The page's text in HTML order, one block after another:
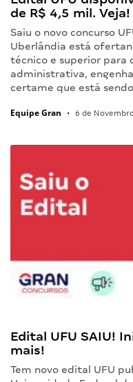
de R$ 4,5 mil. Veja!
Saiu o novo concurso
Uberlândia está
técnico e superior para
administrativa,
certame que está
Equipe Gran • 6 de
Edital UFU SAIU!
mais!
Tem novo edital UFU